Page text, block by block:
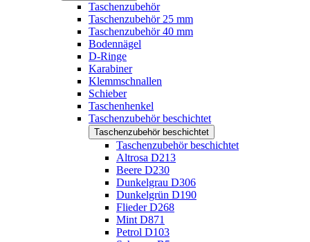
Taschenzubehör
Taschenzubehör 25 mm
Taschenzubehör 40 mm
Bodennägel
D-Ringe
Karabiner
Klemmschnallen
Schieber
Taschenhenkel
Taschenzubehör beschichtet
Taschenzubehör beschichtet
Taschenzubehör beschichtet
Altrosa D213
Beere D230
Dunkelgrau D306
Dunkelgrün D190
Flieder D268
Mint D871
Petrol D103